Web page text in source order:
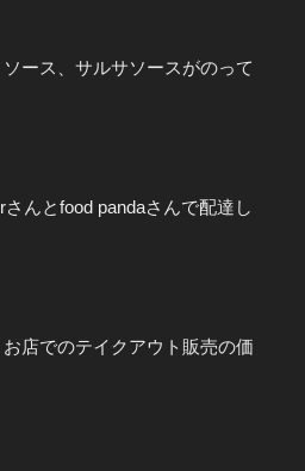
ース、サルサソースがのって
んとfood pandaさんで配達し
店でのテイクアウト販売の価